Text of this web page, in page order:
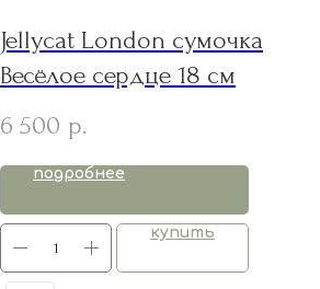
Jellycat London сумочка
Весёлое сердце 18 см
6 500 р.
подробнее
купить